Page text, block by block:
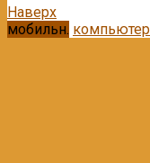
Наверх
мобильн.